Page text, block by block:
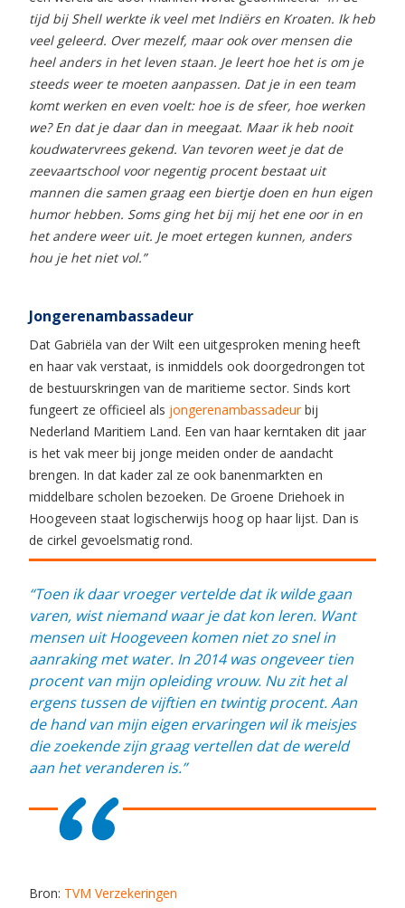
tijd bij Shell werkte ik veel met Indiërs en Kroaten. Ik heb
veel geleerd. Over mezelf, maar ook over mensen die
heel anders in het leven staan. Je leert hoe het is om je
steeds weer te moeten aanpassen. Dat je in een team
komt werken en even voelt: hoe is de sfeer, hoe werken
we? En dat je daar dan in meegaat. Maar ik heb nooit
koudwatervrees gekend. Van tevoren weet je dat de
zeevaartschool voor negentig procent bestaat uit
mannen die samen graag een biertje doen en hun eigen
humor hebben. Soms ging het bij mij het ene oor in en
het andere weer uit. Je moet ertegen kunnen, anders
hou je het niet vol.”
Jongerenambassadeur
Dat Gabriëla van der Wilt een uitgesproken mening heeft
en haar vak verstaat, is inmiddels ook doorgedrongen tot
de bestuurskringen van de maritieme sector. Sinds kort
fungeert ze officieel als jongerenambassadeurbij
Nederland Maritiem Land. Een van haar kerntaken dit jaar
is het vak meer bij jonge meiden onder de aandacht
brengen. In dat kader zal ze ook banenmarkten en
middelbare scholen bezoeken. De Groene Driehoek in
Hoogeveen staat logischerwijs hoog op haar lijst. Dan is
de cirkel gevoelsmatig rond.
“Toen ik daar vroeger vertelde dat ik wilde gaan
varen, wist niemand waar je dat kon leren. Want
mensen uit Hoogeveen komen niet zo snel in
aanraking met water. In 2014 was ongeveer tien
procent van mijn opleiding vrouw. Nu zit het al
ergens tussen de vijftien en twintig procent. Aan
de hand van mijn eigen ervaringen wil ik meisjes
die zoekende zijn graag vertellen dat de wereld
aan het veranderen is.”
Bron: TVM Verzekeringen